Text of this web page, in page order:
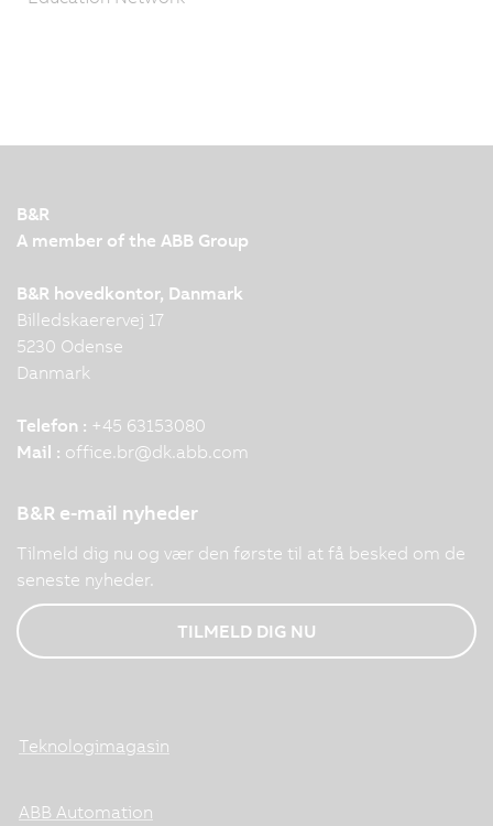
B&R
A member of the ABB Group
B&R hovedkontor, Danmark
Billedskaerervej 17
5230 Odense
Danmark
Telefon : +45 63153080
Mail : office.br@dk.abb.com
B&R e-mail nyheder
Tilmeld dig nu og vær den første til at få besked om de
seneste nyheder.
TILMELD DIG NU
Teknologimagasin
ABB Automation